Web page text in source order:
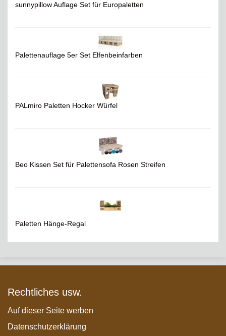
sunnypillow Auflage Set für Europaletten
Palettenauflage 5er Set Elfenbeinfarben
PALmiro Paletten Hocker Würfel
Beo Kissen Set für Palettensofa Rosen Streifen
Paletten Hänge-Regal
Rechtliches usw.
Auf dieser Seite werben
Datenschutzerklärung